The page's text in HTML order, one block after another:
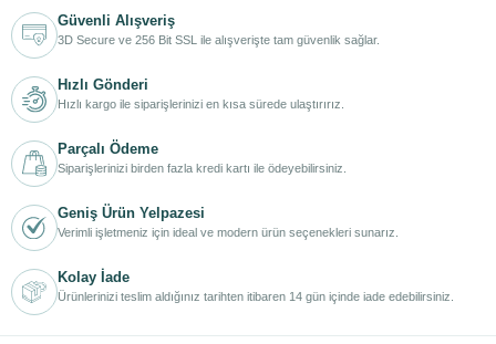
Güvenli Alışveriş
3D Secure ve 256 Bit SSL ile alışverişte tam güvenlik sağlar.
Hızlı Gönderi
Hızlı kargo ile siparişlerinizi en kısa sürede ulaştırırız.
Parçalı Ödeme
Siparişlerinizi birden fazla kredi kartı ile ödeyebilirsiniz.
Geniş Ürün Yelpazesi
Verimli işletmeniz için ideal ve modern ürün seçenekleri sunarız.
Kolay İade
Ürünlerinizi teslim aldığınız tarihten itibaren 14 gün içinde iade edebilirsiniz.